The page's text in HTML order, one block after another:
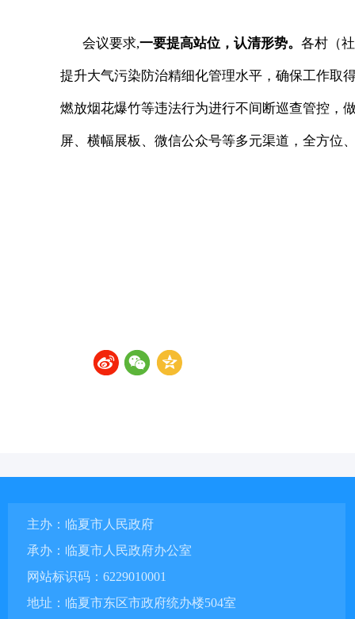
会议要求,一要提高站位，认清形势。 各村（
提升大气污染防治精细化管理水平，确保工作取
燃放烟花爆竹等违法行为进行不间断巡查管控，
屏、横幅展板、微信公众号等多元渠道，全方位
主办：临夏市人民政府
承办：临夏市人民政府办公室
网站标识码：6229010001
地址：临夏市东区市政府统办楼504室